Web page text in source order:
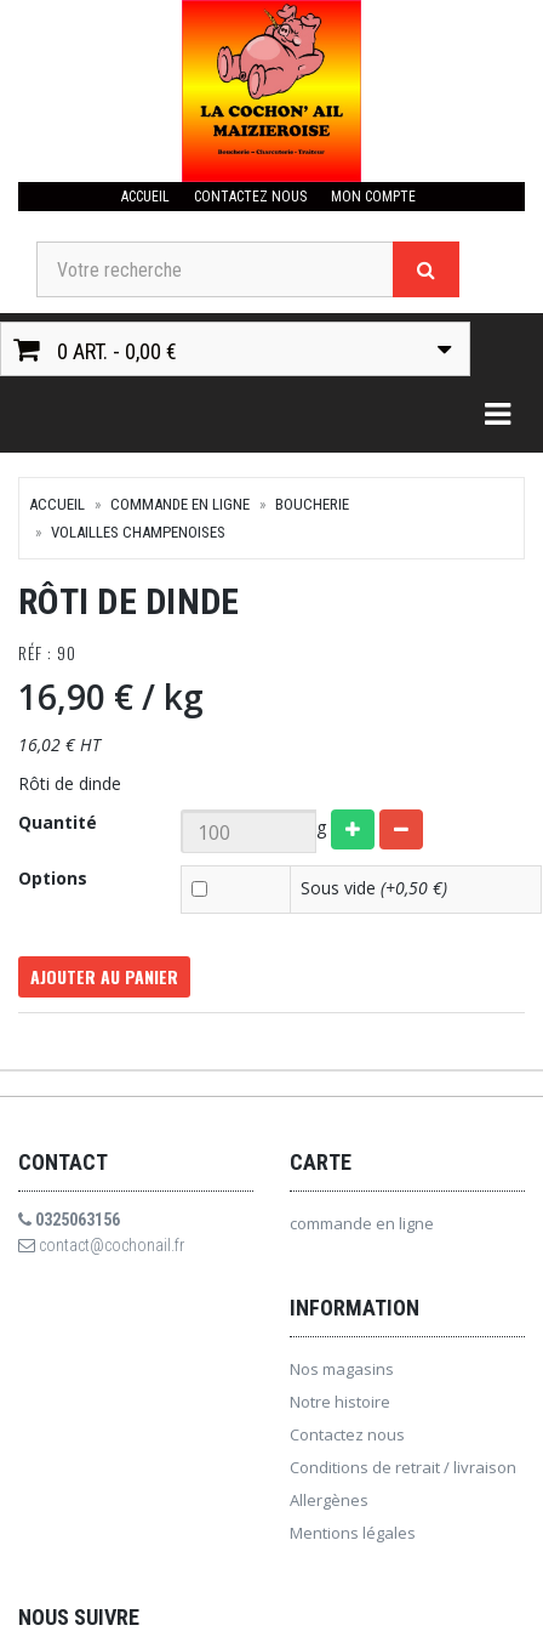
ACCUEIL CONTACTEZ NOUS MON COMPTE
0 ART. - 0,00 €
ACCUEIL COMMANDE EN LIGNE
BOUCHERIE
VOLAILLES CHAMPENOISES
RÔTI DE DINDE
RÉF : 90
16,90 €/ kg
16,02 € HT
Rôti de dinde
Quantité
g
Options Sous vide (+0,50 €)
AJOUTER AU PANIER
CONTACT
0325063156
contact@cochonail.fr
CARTE
commande en ligne
INFORMATION
Nos magasins
Notre histoire
Contactez nous
Conditions de retrait / livraison
Allergènes
Mentions légales
NOUS SUIVRE